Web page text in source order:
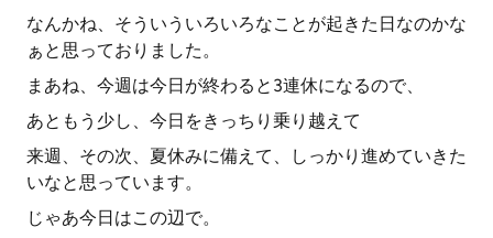
なんかね、そういういろいろなことが起きた日なのかな
ぁと思っておりました。
まあね、今週は今日が終わると3連休になるので、
あともう少し、今日をきっちり乗り越えて
来週、その次、夏休みに備えて、しっかり進めていきた
いなと思っています。
じゃあ今日はこの辺で。